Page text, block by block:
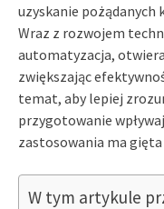
uzyskanie pożądanych
Wraz z rozwojem
automatyzacja,
zwiększając
temat, aby lepiej
przygotowanie
zastosowania ma
W tym artykule